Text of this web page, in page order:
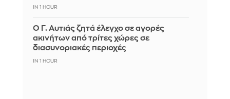
IN 1 HOUR
Ο Γ. Αυτιάς ζητά έλεγχο σε αγορές
ακινήτων από τρίτες χώρες σε
διασυνοριακές περιοχές
IN 1 HOUR